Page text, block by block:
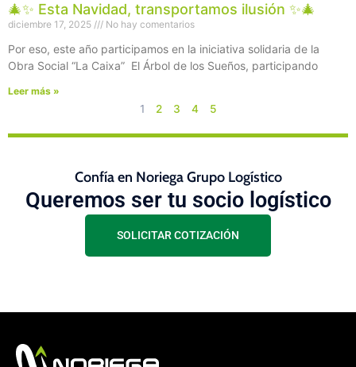
🎄✨ Esta Navidad, transportamos ilusión ✨🎄
diciembre 17, 2025 No hay comentarios
Por eso, este año participamos en la iniciativa solidaria de la
Obra Social “La Caixa” El Árbol de los Sueños, participando
Leer más »
1 2 3 4 5
Confía en Noriega Grupo Logístico
Queremos ser tu socio logístico
SOLICITAR COTIZACIÓN